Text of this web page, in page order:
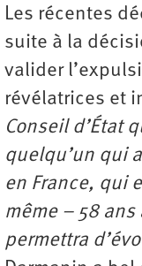
Les récentes
suite à la
valider
révélatrices et
Conseil d’État
quelqu’un qui
en France, qui
même – 58
permettra